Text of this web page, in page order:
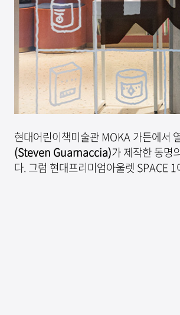
현대어린이책미술관 MOKA 가든에서
(Steven Guarnaccia)가 제작한 동명
다. 그럼 현대프리미엄아울렛 SPACE